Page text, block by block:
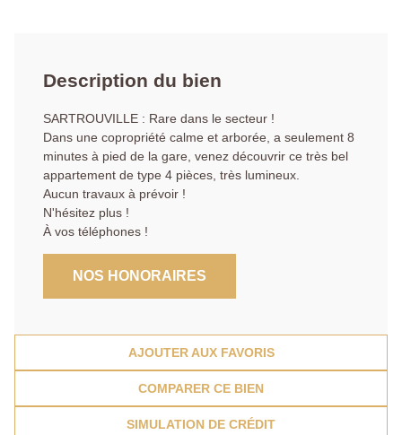
Description du bien
SARTROUVILLE : Rare dans le secteur !
Dans une copropriété calme et arborée, a seulement 8
minutes à pied de la gare, venez découvrir ce très bel
appartement de type 4 pièces, très lumineux.
Aucun travaux à prévoir !
N'hésitez plus !
À vos téléphones !
NOS HONORAIRES
AJOUTER AUX FAVORIS
COMPARER CE BIEN
SIMULATION DE CRÉDIT